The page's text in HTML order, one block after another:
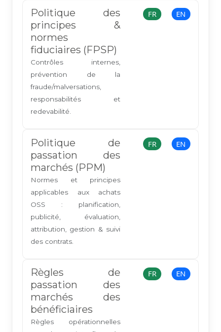
Politique des
principes &
normes
fiduciaires (FPSP)
Contrôles internes,
prévention de la
fraude/malversations,
responsabilités et
redevabilité.
FR EN
Politique de
passation des
marchés (PPM)
Normes et principes
applicables aux achats
OSS : planification,
publicité, évaluation,
attribution, gestion & suivi
des contrats.
FR EN
Règles de
passation des
marchés des
bénéficiaires
Règles opérationnelles
FR EN